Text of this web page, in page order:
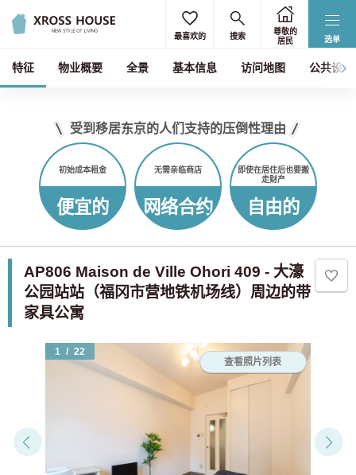
选单
最喜欢的 搜索
尊敬的
居民
特征 物业概要 全景 基本信息 访问地图 公共设备
受到移居东京的人们支持的压倒性理由
初始成本租金
便宜的
无需亲临商店
网络合约
即使在居住后也要搬
走财产
自由的
AP806 Maison de Ville Ohori 409 - 大濠
公园站站（福冈市营地铁机场线）周边的带
家具公寓
查看照片列表
1 / 22